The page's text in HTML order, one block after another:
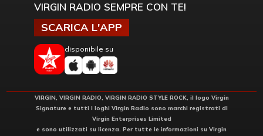
VIRGIN RADIO SEMPRE CON TE!
SCARICA L'APP
disponibile su
VIRGIN, VIRGIN RADIO, VIRGIN RADIO STYLE ROCK, il logo Virgin
Signature e tutti i loghi Virgin Radio sono marchi registrati di
Virgin Enterprises Limited
e sono utilizzati su licenza. Per tutte le informazioni su Virgin